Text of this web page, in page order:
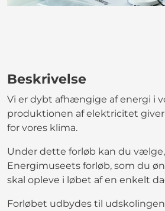
Beskrivelse
Vi er dybt afhængige af energi i
produktionen af elektricitet
for vores klima.
Under dette forløb kan du vælge,
Energimuseets forløb, som du
skal opleve i løbet af en enkelt
Forløbet udbydes til